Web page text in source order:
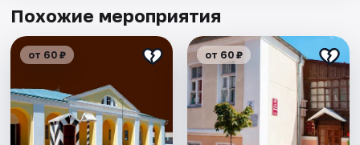
Похожие мероприятия
от 60 ₽ от 60 ₽